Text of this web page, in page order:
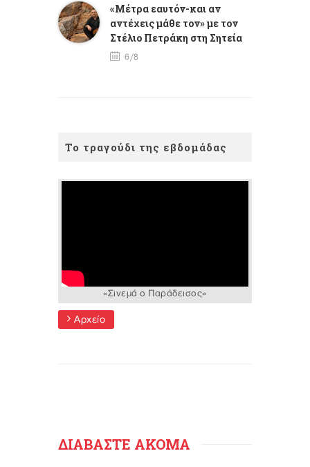
«Μέτρα εαυτόν-και αν
αντέχεις μάθε τον» με τον
Στέλιο Πετράκη στη Σητεία
6/8
Το τραγούδι της εβδομάδας
«Σινεμά ο Παράδεισος»
Αρχείο
ΔΙΑΒΑΣΤΕ ΑΚΟΜΑ